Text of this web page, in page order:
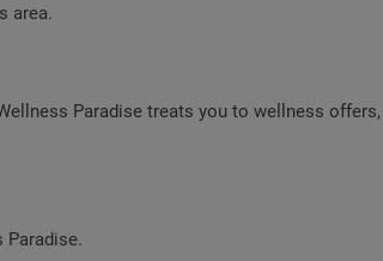
area.
Paradise treats you to wellness
Paradise.